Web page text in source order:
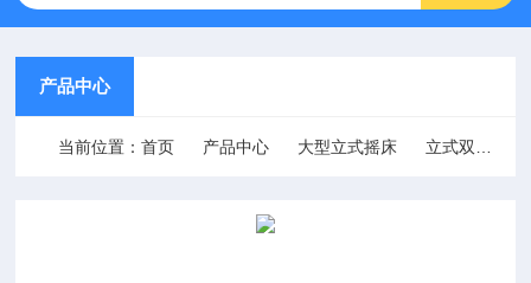
产品中心
当前位置：首页 产品中心 大型立式摇床 立式双门回旋式摇床